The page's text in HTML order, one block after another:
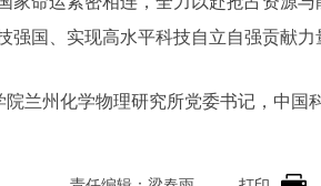
国、实现高水平科技自立自强贡献力
院兰州化学物理研究所党委书记，中国